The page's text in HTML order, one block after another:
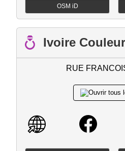
OSM iD
Ivoire
RUE